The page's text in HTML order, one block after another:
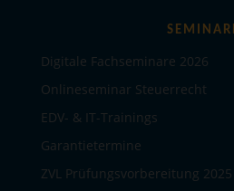
Digitale Fachseminare 2026
Onlineseminar Steuerrecht
EDV- & IT-Trainings
Garantietermine
ZVL Prüfungsvorbereitung 2025